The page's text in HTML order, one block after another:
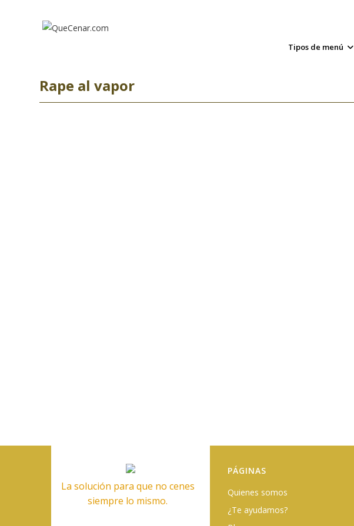
Tipos de menú
Rape al vapor
La solución para que no cenes
siempre lo mismo.
PÁGINAS
Quienes somos
¿Te ayudamos?